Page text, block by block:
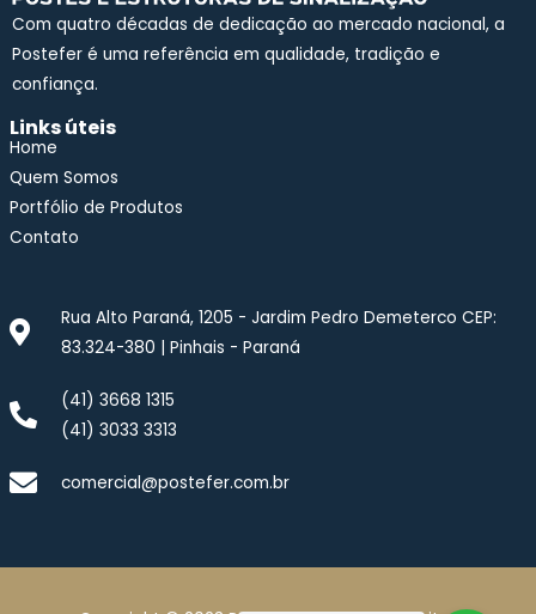
Com quatro décadas de dedicação ao mercado nacional, a
Postefer é uma referência em qualidade, tradição e
confiança.
Links úteis
Home
Quem Somos
Portfólio de Produtos
Contato
Rua Alto Paraná, 1205 - Jardim Pedro Demeterco CEP:
83.324-380 | Pinhais - Paraná
(41) 3668 1315
(41) 3033 3313
comercial@postefer.com.br